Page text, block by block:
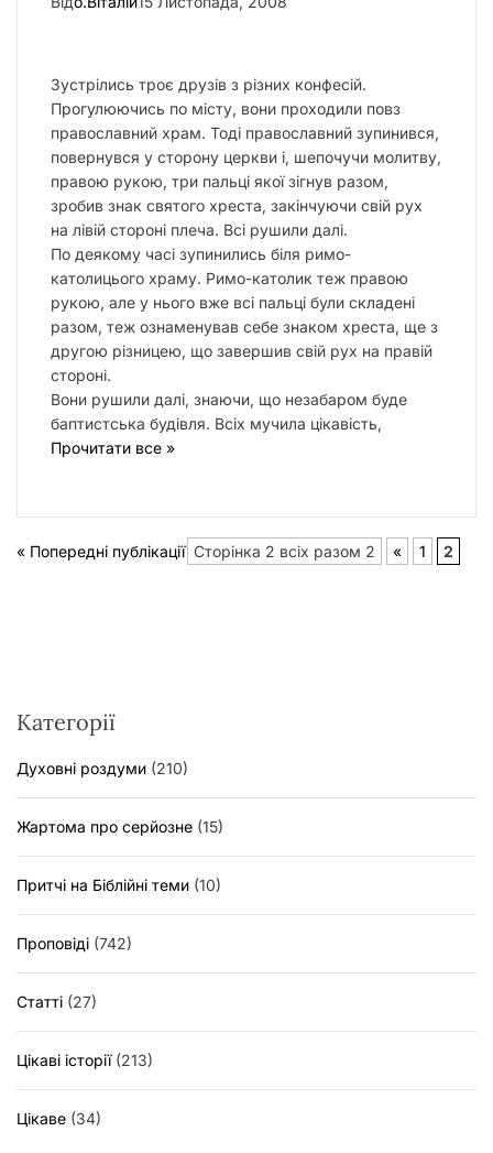
Зустрілись троє друзів з різних конфесій.
Прогулюючись по місту, вони проходили повз
православний храм. Тоді православний зупинився,
повернувся у сторону церкви і, шепочучи молитву,
правою рукою, три пальці якої зігнув разом,
зробив знак святого хреста, закінчуючи свій рух
на лівій стороні плеча. Всі рушили далі.
По деякому часі зупинились біля римо-
католицього храму. Римо-католик теж правою
рукою, але у нього вже всі пальці були складені
разом, теж ознаменував себе знаком хреста, ще з
другою різницею, що завершив свій рух на правій
стороні.
Вони рушили далі, знаючи, що незабаром буде
баптистська будівля. Всіх мучила цікавість,
Прочитати все »
« Попередні публікації Сторінка 2 всіх разом 2 « 1 2
Категорії
Духовні роздуми (210)
Жартома про серйозне (15)
Притчі на Біблійні теми (10)
Проповіді (742)
Статті (27)
Цікаві історії(213)
Цікаве (34)